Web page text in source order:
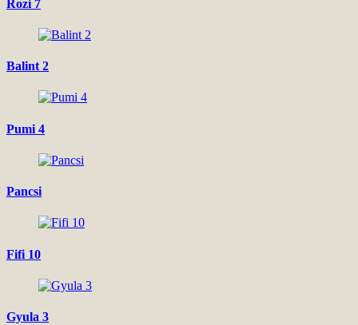
Rozi 7
Balint 2
Pumi 4
Pancsi
Fifi 10
Gyula 3